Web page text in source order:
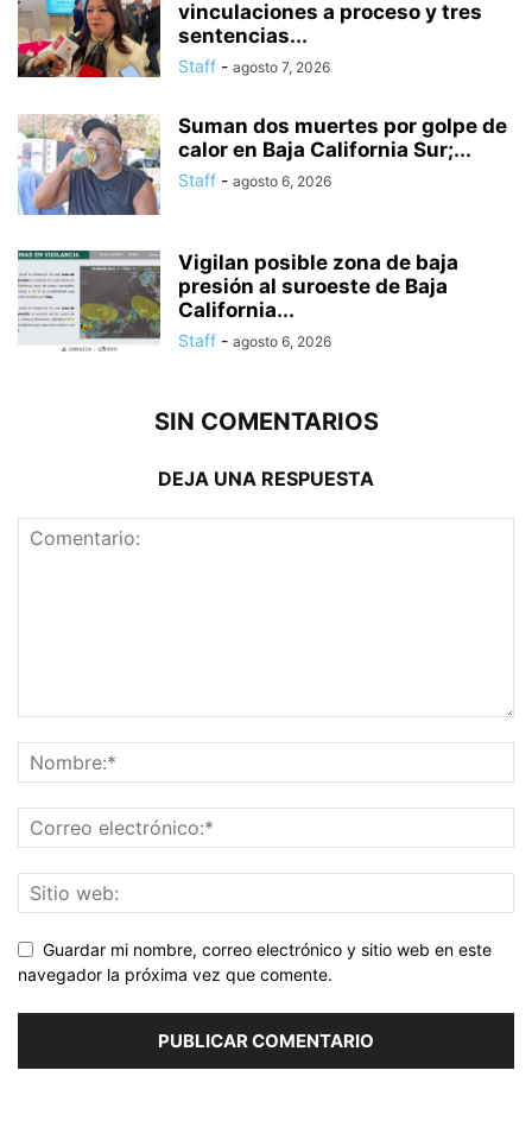
vinculaciones a proceso y tres
sentencias...
Staff - agosto 7, 2026
Suman dos muertes por golpe de
calor en Baja California Sur;...
Staff - agosto 6, 2026
Vigilan posible zona de baja
presión al suroeste de Baja
California...
Staff - agosto 6, 2026
SIN COMENTARIOS
DEJA UNA RESPUESTA
Guardar mi nombre, correo electrónico y sitio web en este
navegador la próxima vez que comente.